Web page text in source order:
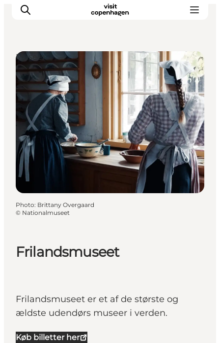
Aktiviteter
Mat och dryck
Planera din resa
Frilandsmuseet
Frilandsmuseet er et af de største og
ældste udendørs museer i verden.
Køb billetter her
Museer
Photo: Brittany Overgaard
© Nationalmuseet